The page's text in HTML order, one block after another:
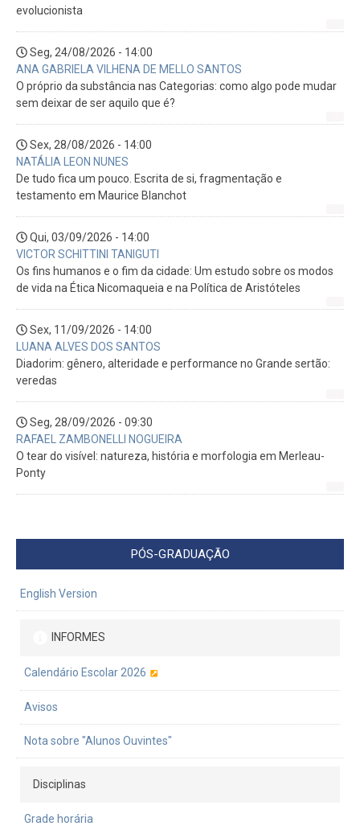
evolucionista
Seg, 24/08/2026 - 14:00
ANA GABRIELA VILHENA DE MELLO SANTOS
O próprio da substância nas Categorias: como algo pode mudar
sem deixar de ser aquilo que é?
Sex, 28/08/2026 - 14:00
NATÁLIA LEON NUNES
De tudo fica um pouco. Escrita de si, fragmentação e
testamento em Maurice Blanchot
Qui, 03/09/2026 - 14:00
VICTOR SCHITTINI TANIGUTI
Os fins humanos e o fim da cidade: Um estudo sobre os modos
de vida na Ética Nicomaqueia e na Política de Aristóteles
Sex, 11/09/2026 - 14:00
LUANA ALVES DOS SANTOS
Diadorim: gênero, alteridade e performance no Grande sertão:
veredas
Seg, 28/09/2026 - 09:30
RAFAEL ZAMBONELLI NOGUEIRA
O tear do visível: natureza, história e morfologia em Merleau-
Ponty
PÓS-GRADUAÇÃO
English Version
INFORMES
Calendário Escolar 2026
Avisos
Nota sobre "Alunos Ouvintes"
Disciplinas
Grade horária